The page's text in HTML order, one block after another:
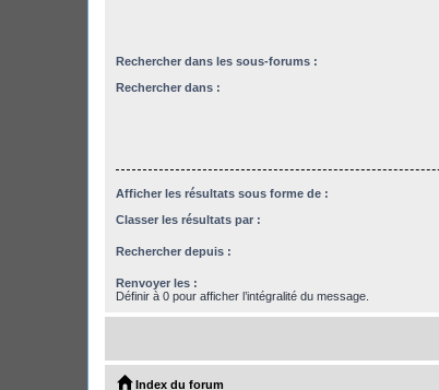
Rechercher dans les sous-forums :
Rechercher dans :
Afficher les résultats sous forme de :
Classer les résultats par :
Rechercher depuis :
Renvoyer les :
Définir à 0 pour afficher l’intégralité du message.
Index du forum